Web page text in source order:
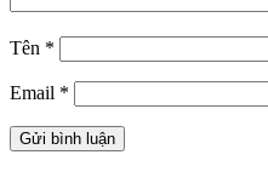
Tên *
Email *